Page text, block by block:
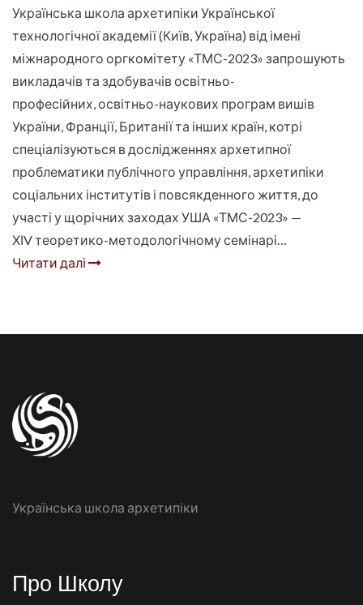
Українська школа архетипіки Української
технологічної академії (Київ, Україна) від імені
міжнародного оргкомітету «ТМС-2023» запрошують
викладачів та здобувачів освітньо-
професійних, освітньо-наукових програм вишів
України, Франції, Британії та інших країн, котрі
спеціалізуються в дослідженнях архетипної
проблематики публічного управління, архетипіки
соціальних інститутів і повсякденного життя, до
участі у щорічних заходах УША «ТМС-2023» —
ХІV теоретико-методологічному семінарі…
Читати далі
Українська школа архетипіки
Про Школу